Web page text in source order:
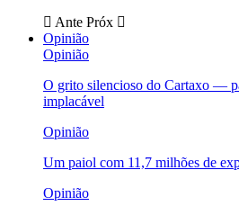
Ante Próx
Opinião
Opinião
O grito silencioso do Cartaxo —
implacável
Opinião
Um paiol com 11,7 milhões de
Opinião